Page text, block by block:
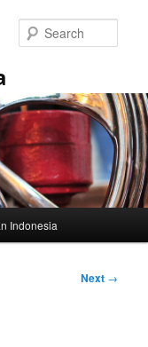
Indonesia
Next →